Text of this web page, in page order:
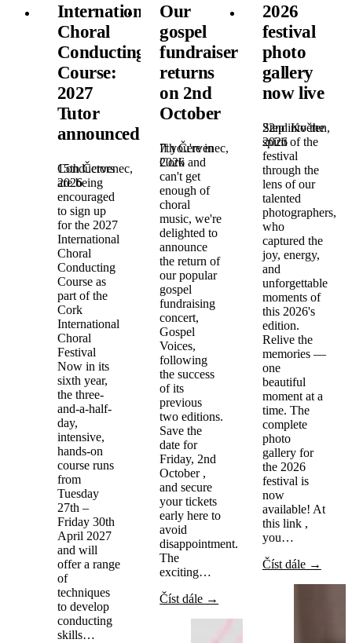
International
Choral
Conducting
Course:
2027
Tutor
announced!
15th Červenec,
2026
Conductors
are being
encouraged
to sign up
for the 2027
International
Choral
Conducting
Course as
part of the
Cork
International
Choral
Festival
Now in its
sixth year,
the three-
and-a-half-
day,
intensive,
hands-on
course runs
from
Tuesday
27th –
Friday 30th
April 2027
and will
offer a range
of
techniques
to develop
conducting
skills…
Our
gospel
fundraiser
returns
on 2nd
October
7th Červenec,
2026
If you're in
Cork and
can't get
enough of
choral
music, we're
delighted to
announce
the return of
our popular
gospel
fundraising
concert,
Gospel
Voices,
following
the success
of its
previous
two editions.
Save the
date for
Friday, 2nd
October ,
and secure
your tickets
early here to
avoid
disappointment.
The
exciting…
Číst dále →
2026
festival
photo
gallery
now live
22nd Květen,
2026
Step into the
spirit of the
festival
through the
lens of our
talented
photographers,
who
captured the
joy, energy,
and
unforgettable
moments of
this 2026's
edition.
Relive the
memories —
one
beautiful
moment at a
time. The
complete
photo
gallery for
the 2026
festival is
now
available! At
this link ,
you…
Číst dále →